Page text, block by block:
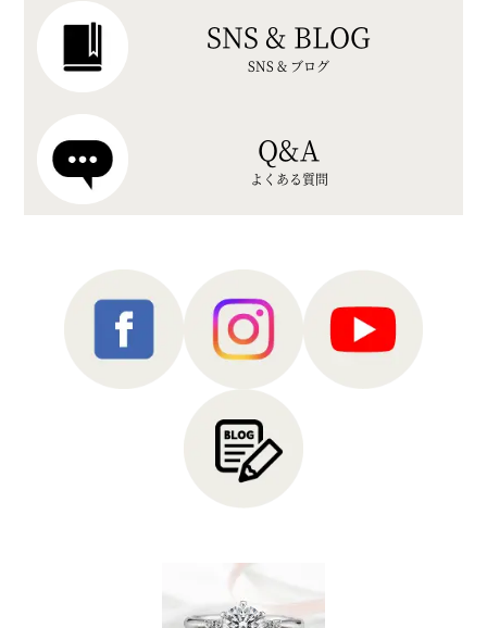
SNS & BLOG
SNS & ブログ
Q&A
よくある質問